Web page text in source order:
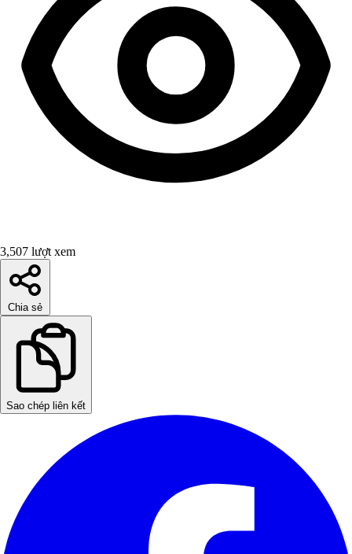
3,507 lượt xem
Chia sẻ
Sao chép liên kết